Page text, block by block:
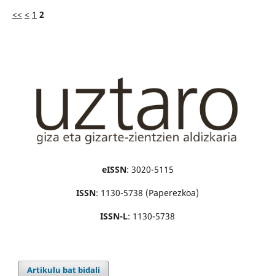
<< < 1 2
eISSN: 3020-5115
ISSN: 1130-5738 (Paperezkoa)
ISSN-L: 1130-5738
Artikulu bat bidali